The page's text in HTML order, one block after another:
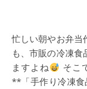
忙しい朝やお弁当作りの強い味方といえば「冷凍食品」。で
も、市販の冷凍
ますよね
そこ
**「手作り冷凍食